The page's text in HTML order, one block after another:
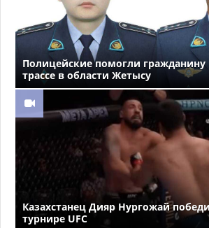
Полицейские помогли гражданину
трассе в области Жетысу
Казахстанец Дияр Нургожай
турнире UFC